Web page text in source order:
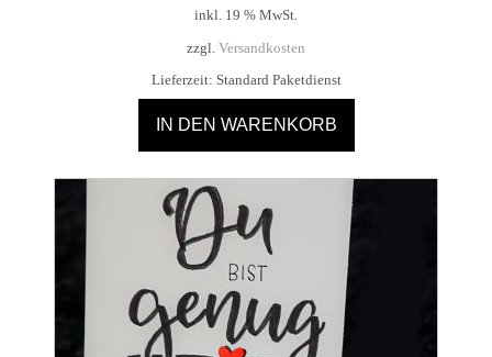
inkl. 19 % MwSt.
zzgl. Versandkosten
Lieferzeit: Standard Paketdienst
IN DEN WARENKORB